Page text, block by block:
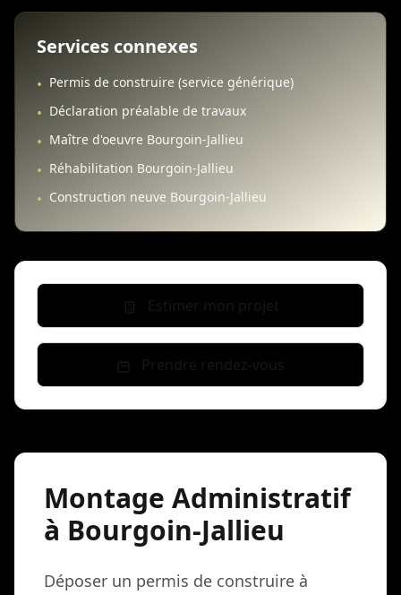
Services connexes
• Permis de construire (service générique)
• Déclaration préalable de travaux
• Maître d'oeuvre Bourgoin-Jallieu
• Réhabilitation Bourgoin-Jallieu
• Construction neuve Bourgoin-Jallieu
Montage Administratif
à Bourgoin-Jallieu
Déposer un permis de construire à